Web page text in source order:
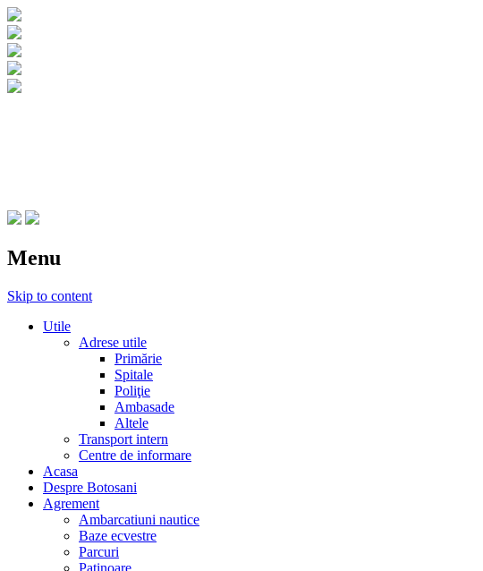
Menu
Skip to content
Utile
Adrese utile
Primărie
Spitale
Poliţie
Ambasade
Altele
Transport intern
Centre de informare
Acasa
Despre Botosani
Agrement
Ambarcatiuni nautice
Baze ecvestre
Parcuri
Patinoare